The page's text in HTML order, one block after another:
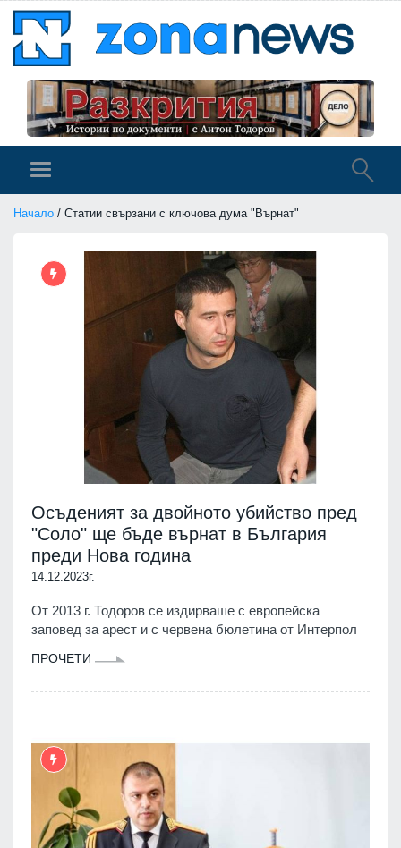
Начало / Статии свързани с ключова дума "Върнат"
Осъденият за двойното убийство пред
"Соло" ще бъде върнат в България
преди Нова година
14.12.2023г.
От 2013 г. Тодоров се издирваше с европейска
заповед за арест и с червена бюлетина от Интерпол
ПРОЧЕТИ